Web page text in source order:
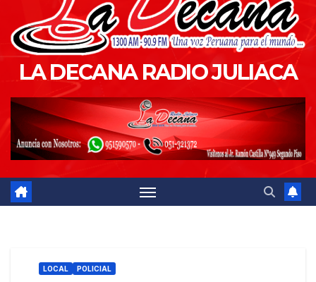
LA DECANA RADIO JULIACA
LOCAL POLICIAL